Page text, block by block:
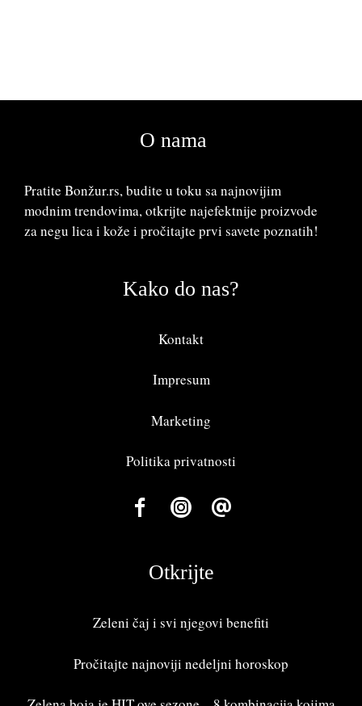
O nama
Pratite Bonžur.rs, budite u toku sa najnovijim
modnim trendovima, otkrijte najefektnije proizvode
za negu lica i kože i pročitajte prvi savete poznatih!
Kako do nas?
Kontakt
Impresum
Marketing
Politika privatnosti
Otkrijte
Zeleni čaj i svi njegovi benefiti
Pročitajte najnoviji nedeljni horoskop